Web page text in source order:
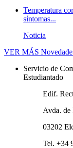
Temperatura
síntomas...
Noticia
VER MÁS
Servicio de
Estudiantado
Edif.
Avda. de
03202
Tel. +34